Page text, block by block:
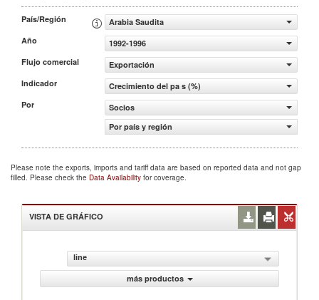
País/Región
Arabia Saudita
Año
1992-1996
Flujo comercial
Exportación
Indicador
Crecimiento del pa s (%)
Por
Socios
Por país y región
Please note the exports, imports and tariff data are based on reported data and not gap
filled. Please check the Data Availability for coverage.
VISTA DE GRÁFICO
line
más productos